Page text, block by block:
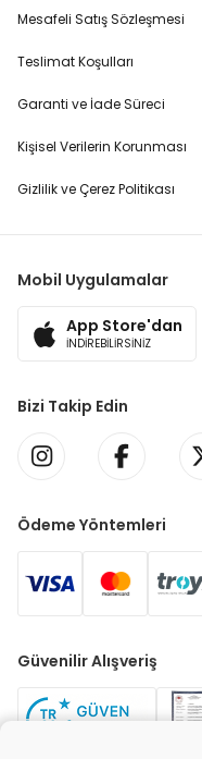
Mesafeli Satış Sözleşmesi
Teslimat Koşulları
Garanti ve İade Süreci
Kişisel Verilerin Korunması
Gizlilik ve Çerez Politikası
Mobil Uygulamalar
App Store'dan
İNDİREBİLİRSİNİZ
Bizi Takip Edin
Ödeme Yöntemleri
Güvenilir Alışveriş